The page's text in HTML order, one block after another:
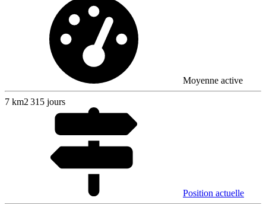
Moyenne active
7 km2 315 jours
Position actuelle